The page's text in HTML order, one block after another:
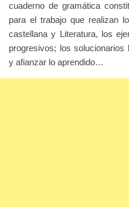
cuaderno de gramática
para el trabajo que realizan
castellana y Literatura, los
progresivos; los
y afianzar lo aprendido…